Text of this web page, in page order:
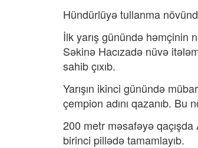
Hündürlüyə tullanma
İlk yarış günündə həmçinin
Səkinə Hacızadə nüvə
sahib çıxıb.
Yarışın ikinci günündə
çempion adını qazanıb.
200 metr məsafəyə
birinci pillədə tamamlayıb.